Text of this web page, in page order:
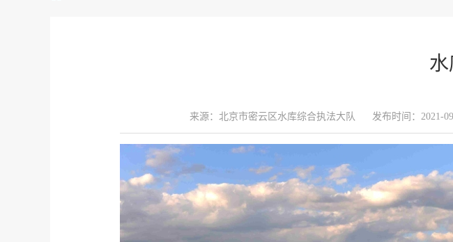
来源：北京市密云区水库综合执法大队 发布时间：2021-